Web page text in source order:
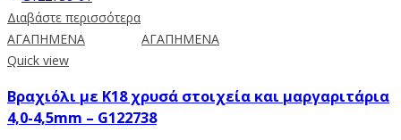
Διαβάστε περισσότερα
ΑΓΑΠΗΜΕΝΑ
ΑΓΑΠΗΜΕΝΑ
Quick view
Βραχιόλι με Κ18 χρυσά στοιχεία και μαργαριτάρια
4,0-4,5mm – G122738